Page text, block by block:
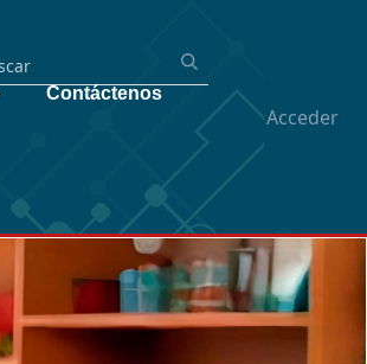
Acceder
Contáctenos